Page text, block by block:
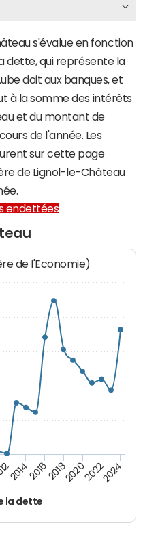
s'évalue en fonction
dette, qui représente la
doit aux banques, et
à la somme des intérêts
et du montant de
de l'année. Les
sur cette page
de Lignol-le-Château
endettées
de l'Economie)
la dette
201420162018202020222024